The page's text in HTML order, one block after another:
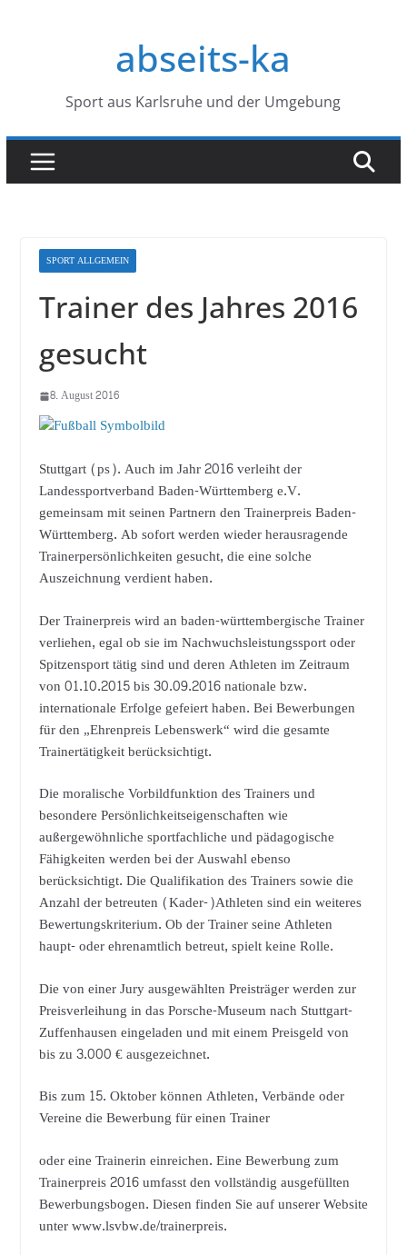
abseits-ka
Sport aus Karlsruhe und der Umgebung
SPORT ALLGEMEIN
Trainer des Jahres 2016
gesucht
8. August 2016
Stuttgart (ps). Auch im Jahr 2016 verleiht der
Landessportverband Baden-Württemberg e.V.
gemeinsam mit seinen Partnern den Trainerpreis Baden-
Württemberg. Ab sofort werden wieder herausragende
Trainerpersönlichkeiten gesucht, die eine solche
Auszeichnung verdient haben.
Der Trainerpreis wird an baden-württembergische Trainer
verliehen, egal ob sie im Nachwuchsleistungssport oder
Spitzensport tätig sind und deren Athleten im Zeitraum
von 01.10.2015 bis 30.09.2016 nationale bzw.
internationale Erfolge gefeiert haben. Bei Bewerbungen
für den „Ehrenpreis Lebenswerk“ wird die gesamte
Trainertätigkeit berücksichtigt.
Die moralische Vorbildfunktion des Trainers und
besondere Persönlichkeitseigenschaften wie
außergewöhnliche sportfachliche und pädagogische
Fähigkeiten werden bei der Auswahl ebenso
berücksichtigt. Die Qualifikation des Trainers sowie die
Anzahl der betreuten (Kader-)Athleten sind ein weiteres
Bewertungskriterium. Ob der Trainer seine Athleten
haupt- oder ehrenamtlich betreut, spielt keine Rolle.
Die von einer Jury ausgewählten Preisträger werden zur
Preisverleihung in das Porsche-Museum nach Stuttgart-
Zuffenhausen eingeladen und mit einem Preisgeld von
bis zu 3.000 € ausgezeichnet.
Bis zum 15. Oktober können Athleten, Verbände oder
Vereine die Bewerbung für einen Trainer
oder eine Trainerin einreichen. Eine Bewerbung zum
Trainerpreis 2016 umfasst den vollständig ausgefüllten
Bewerbungsbogen. Diesen finden Sie auf unserer Website
unter www.lsvbw.de/trainerpreis.